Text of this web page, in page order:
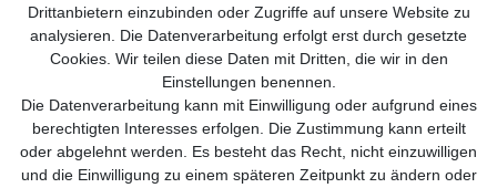
Kontakt
info@sole-runner.com
+49 (0)8807-244 98 89
Telefon Support Mo. - Fr. 08:00 - 18:00
Drittanbietern einzubinden oder Zugriffe auf unsere Website zu
analysieren. Die Datenverarbeitung erfolgt erst durch gesetzte
Cookies. Wir teilen diese Daten mit Dritten, die wir in den
Einstellungen benennen.
Die Datenverarbeitung kann mit Einwilligung oder aufgrund eines
berechtigten Interesses erfolgen. Die Zustimmung kann erteilt
oder abgelehnt werden. Es besteht das Recht, nicht einzuwilligen
und die Einwilligung zu einem späteren Zeitpunkt zu ändern oder